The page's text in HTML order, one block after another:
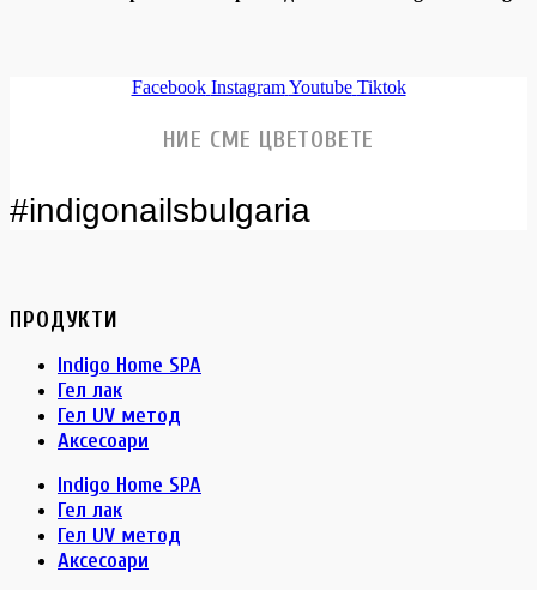
Facebook Instagram Youtube Tiktok
НИЕ СМЕ ЦВЕТОВЕТЕ
#indigonailsbulgaria
ПРОДУКТИ
Indigo Home SPA
Гел лак
Гел UV метод
Аксесоари
Indigo Home SPA
Гел лак
Гел UV метод
Аксесоари